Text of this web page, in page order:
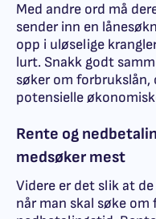
Med andre ord må
sender inn en
opp i uløselige
lurt. Snakk godt
søker om
potensielle
Rente og
medsøker mest
Videre er det slik at
når man skal søke